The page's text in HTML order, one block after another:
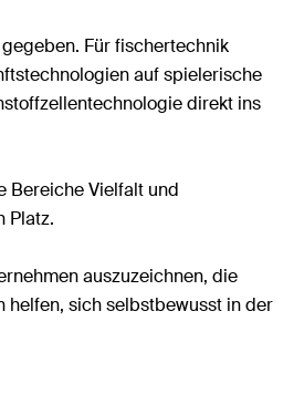
Für fischertechnik
auf spielerische
direkt ins
Bereiche Vielfalt und
Platz.
auszuzeichnen, die
helfen, sich selbstbewusst in der